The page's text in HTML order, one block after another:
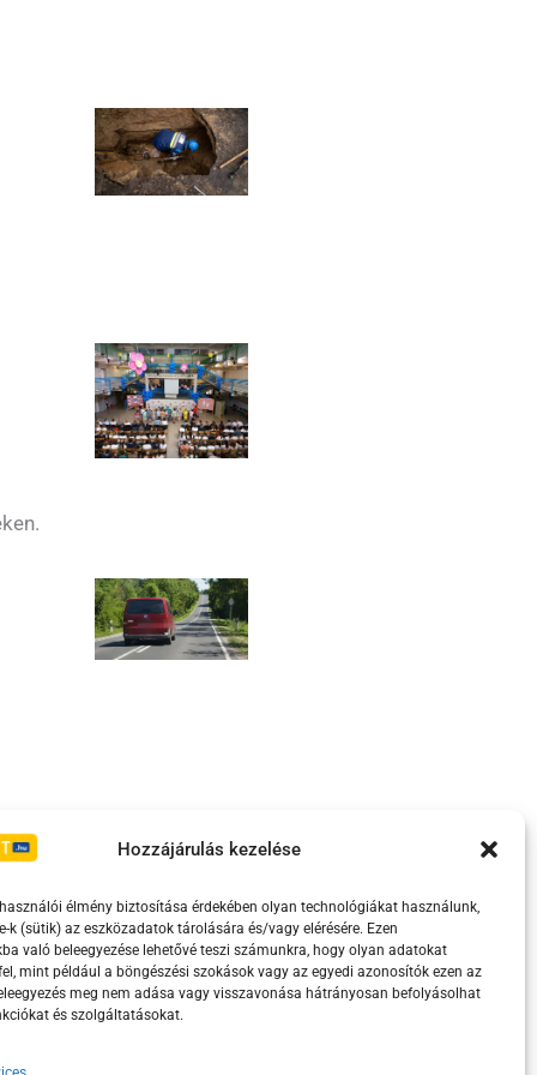
Hozzájárulás kezelése
élmény biztosítása érdekében olyan technológiákat használunk,
k (sütik) az eszközadatok tárolására és/vagy elérésére. Ezen
való beleegyezése lehetővé teszi számunkra, hogy olyan adatokat
mint például a böngészési szokások vagy az egyedi azonosítók ezen az
meg nem adása vagy visszavonása hátrányosan befolyásolhat
és szolgáltatásokat.
Irányelvek Moderálási szabályzat